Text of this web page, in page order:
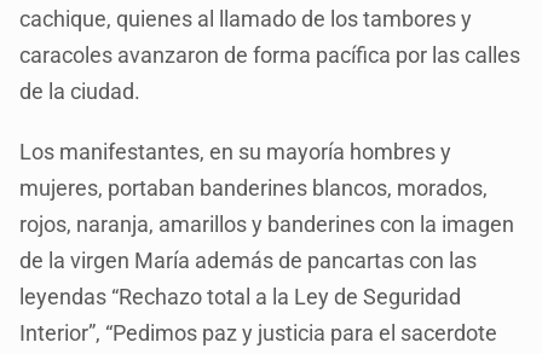
cachique, quienes al llamado de los tambores y
caracoles avanzaron de forma pacífica por las calles
de la ciudad.
Los manifestantes, en su mayoría hombres y
mujeres, portaban banderines blancos, morados,
rojos, naranja, amarillos y banderines con la imagen
de la virgen María además de pancartas con las
leyendas “Rechazo total a la Ley de Seguridad
Interior”, “Pedimos paz y justicia para el sacerdote